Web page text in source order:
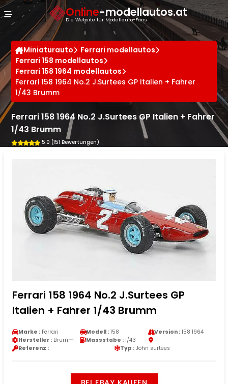
Online-modellautos.at
Die Website für Modellauto-Fans
Miniaturauto
Ferrari modellautos
Ferrari 158 modellautos
Ferrari 158 1964 modellautos
Ferrari 158 1964 No.2 J.Surtees GP Italien + Fahrer
1/43 Brumm
Ferrari 158 1964 No.2 J.Surtees GP Italien + Fahrer
1/43 Brumm
5.0 (151 Bewertungen)
Ferrari 158 1964 No.2 J.Surtees GP
Italien + Fahrer 1/43 Brumm
Marke : Ferrari Modell : 158 Version :158 1964
Hersteller : Brumm Massstabe : 1/43
Referenz :
Typ : John surtees
Cookie-Einstellungen